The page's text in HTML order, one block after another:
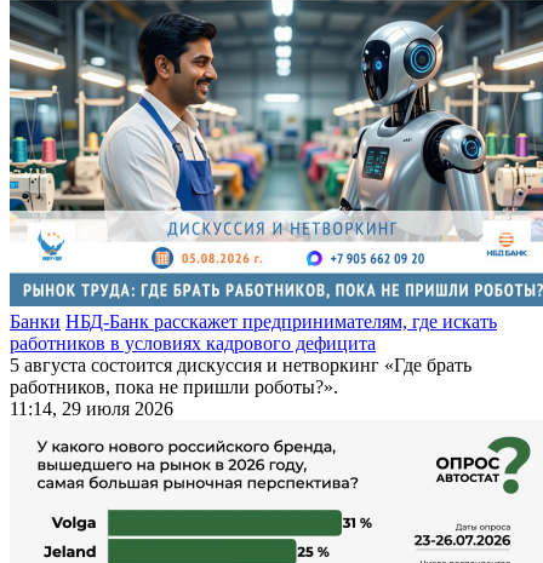
Банки НБД-Банк расскажет предпринимателям, где искать
работников в условиях кадрового дефицита
5 августа состоится дискуссия и нетворкинг «Где брать
работников, пока не пришли роботы?».
11:14, 29 июля 2026